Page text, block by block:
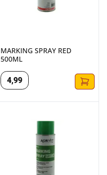
MARKING SPRAY RED
500ML
4,99